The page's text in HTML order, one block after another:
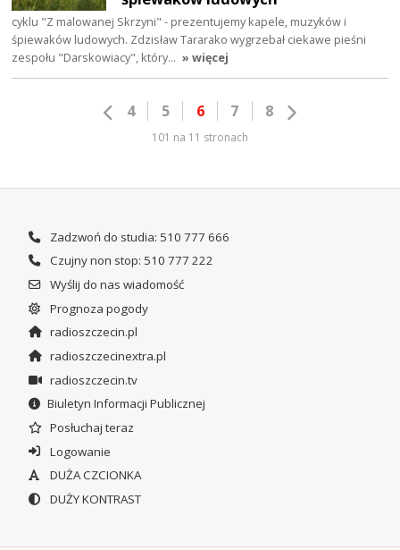
cyklu "Z malowanej Skrzyni" - prezentujemy kapele, muzyków i
śpiewaków ludowych. Zdzisław Tararako wygrzebał ciekawe pieśni
zespołu "Darskowiacy", który… » więcej
4 5 6 7 8
101 na 11 stronach
Zadzwoń do studia: 510 777 666
Czujny non stop: 510 777 222
Wyślij do nas wiadomość
Prognoza pogody
radioszczecin.pl
radioszczecinextra.pl
radioszczecin.tv
Biuletyn Informacji Publicznej
Posłuchaj teraz
Logowanie
DUŻA CZCIONKA
DUŻY KONTRAST